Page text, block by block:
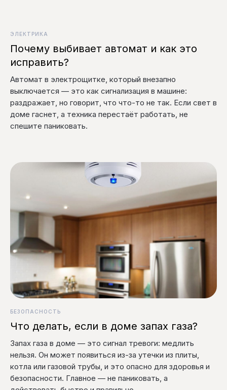
ЭЛЕКТРИКА
Почему выбивает автомат и как это
исправить?
Автомат в электрощитке, который внезапно
выключается — это как сигнализация в машине:
раздражает, но говорит, что что-то не так. Если свет в
доме гаснет, а техника перестаёт работать, не
спешите паниковать.
БЕЗОПАСНОСТЬ
Что делать, если в доме запах газа?
Запах газа в доме — это сигнал тревоги: медлить
нельзя. Он может появиться из-за утечки из плиты,
котла или газовой трубы, и это опасно для здоровья и
безопасности. Главное — не паниковать, а